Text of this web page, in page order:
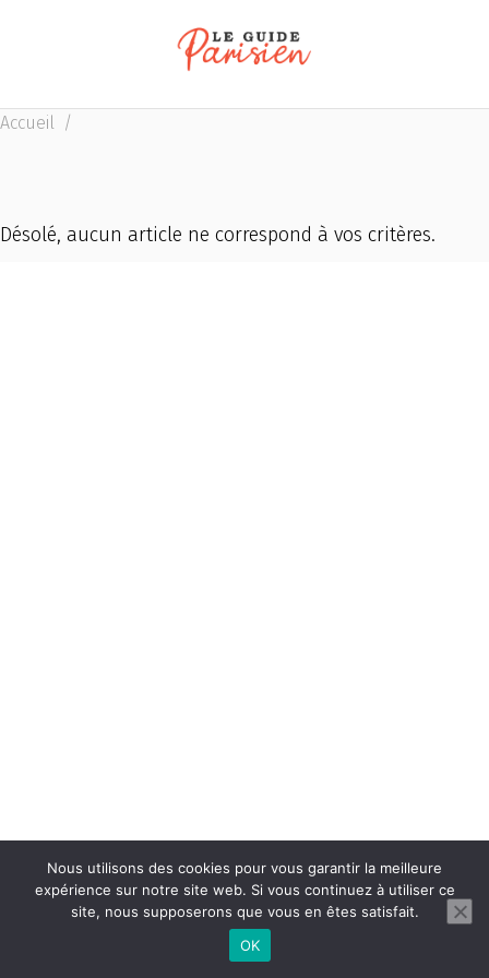
Accueil /
Désolé, aucun article ne correspond à vos critères.
Nous utilisons des cookies pour vous garantir la meilleure
expérience sur notre site web. Si vous continuez à utiliser ce
site, nous supposerons que vous en êtes satisfait.
OK